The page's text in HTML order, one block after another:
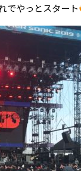
でやっとスタート